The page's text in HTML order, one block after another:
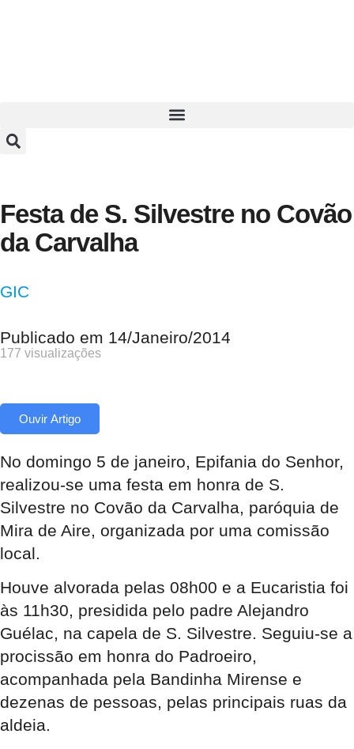
Festa de S. Silvestre no Covão
da Carvalha
GIC
Publicado em 14/Janeiro/2014
177 visualizações
Ouvir Artigo
No domingo 5 de janeiro, Epifania do Senhor,
realizou-se uma festa em honra de S.
Silvestre no Covão da Carvalha, paróquia de
Mira de Aire, organizada por uma comissão
local.
Houve alvorada pelas 08h00 e a Eucaristia foi
às 11h30, presidida pelo padre Alejandro
Guélac, na capela de S. Silvestre. Seguiu-se a
procissão em honra do Padroeiro,
acompanhada pela Bandinha Mirense e
dezenas de pessoas, pelas principais ruas da
aldeia.